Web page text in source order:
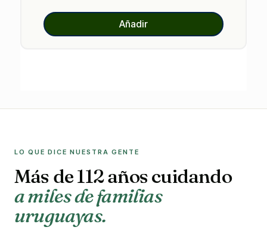
precios:
desde
Añadir
LO QUE DICE NUESTRA GENTE
Más de 112 años cuidando
a miles de familias
uruguayas.